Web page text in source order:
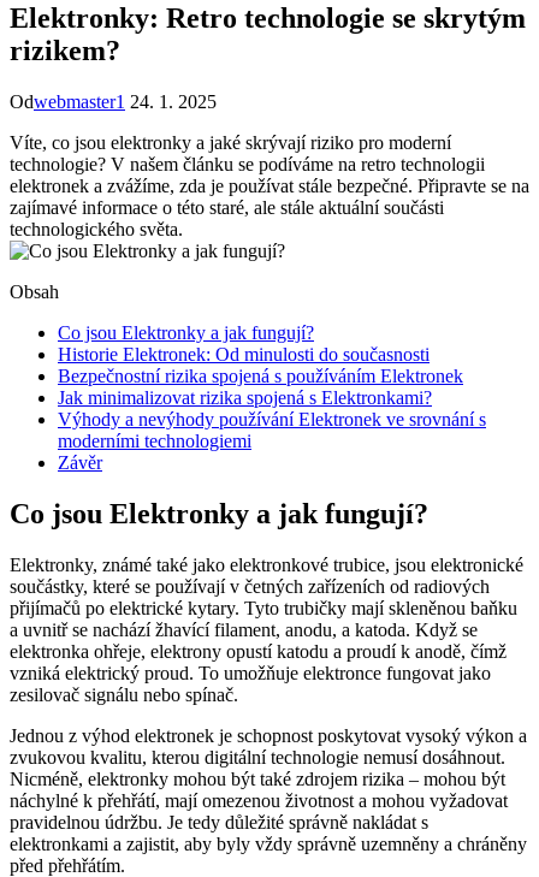
Elektronky: Retro technologie se skrytým
rizikem?
Odwebmaster1 24. 1. 2025
Víte, co jsou elektronky a jaké skrývají riziko pro moderní
technologie? V našem článku se podíváme na retro technologii
elektronek a zvážíme, zda je používat stále bezpečné. Připravte se na
zajímavé informace o této staré, ale stále aktuální součásti
technologického světa.
Obsah
Co jsou Elektronky a jak fungují?
Historie Elektronek: Od minulosti do současnosti
Bezpečnostní rizika spojená s používáním Elektronek
Jak minimalizovat rizika spojená s Elektronkami?
Výhody a nevýhody používání Elektronek ve srovnání s
moderními technologiemi
Závěr
Co jsou Elektronky a jak fungují?
Elektronky, známé také jako elektronkové trubice, jsou elektronické
součástky, které se používají v četných zařízeních od radiových
přijímačů po elektrické kytary. Tyto trubičky mají skleněnou baňku
a uvnitř se nachází žhavící filament, anodu, a katoda. Když se
elektronka ohřeje, elektrony opustí katodu a proudí k anodě, čímž
vzniká elektrický proud. To umožňuje elektronce fungovat jako
zesilovač signálu nebo spínač.
Jednou z výhod elektronek je schopnost poskytovat vysoký výkon a
zvukovou kvalitu, kterou digitální technologie nemusí dosáhnout.
Nicméně, elektronky mohou být také zdrojem rizika – mohou být
náchylné k přehřátí, mají omezenou životnost a mohou vyžadovat
pravidelnou údržbu. Je tedy důležité správně nakládat s
elektronkami a zajistit, aby byly vždy správně uzemněny a chráněny
před přehřátím.